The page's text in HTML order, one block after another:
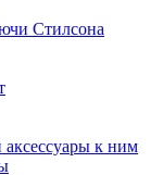
Стилсона
к ним